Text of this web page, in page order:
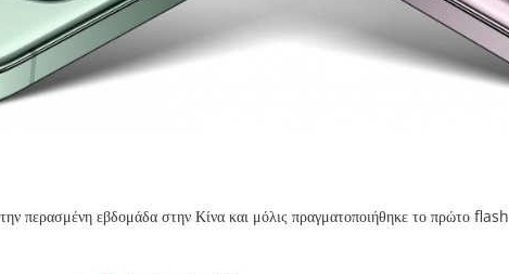
περασμένη εβδομάδα στην Κίνα και μόλις πραγματοποιήθηκε το πρώτο flash